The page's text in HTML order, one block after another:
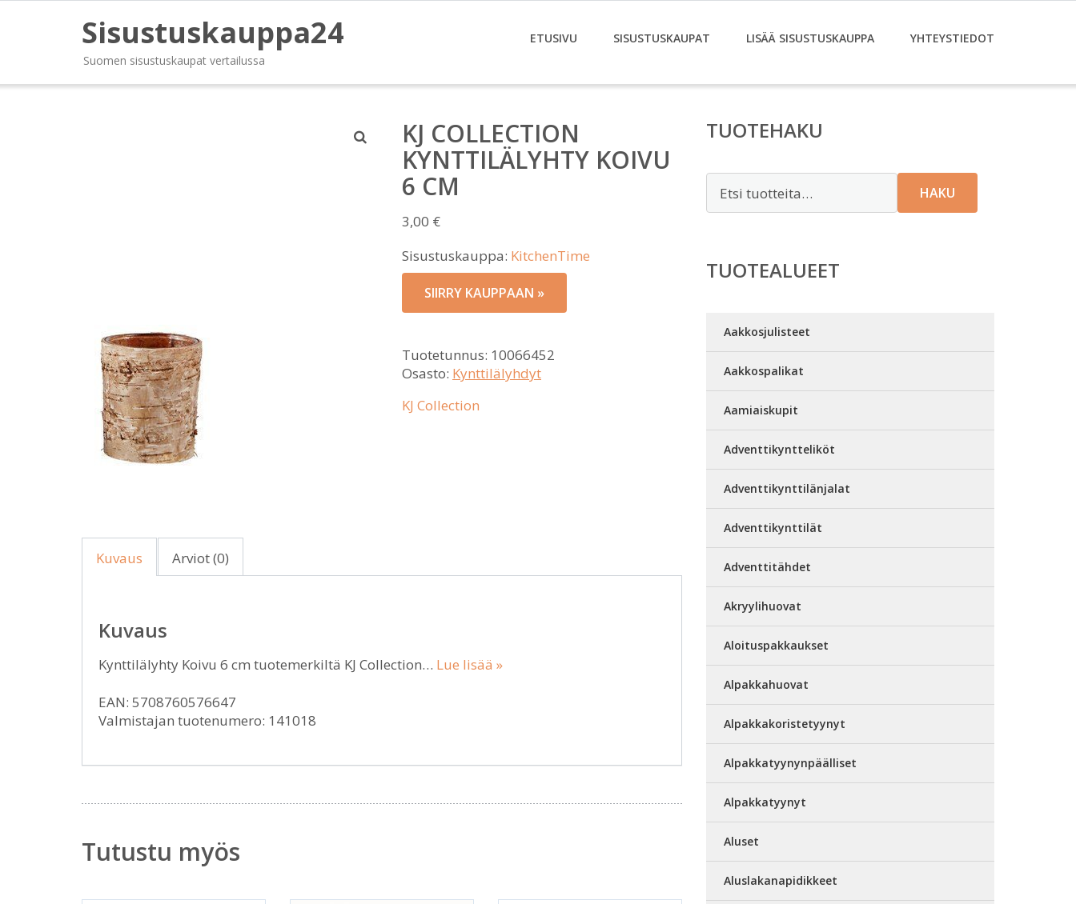
Sisustuskauppa24
Suomen sisustuskaupat vertailussa
ETUSIVU SISUSTUSKAUPAT LISÄÄ SISUSTUSKAUPPA YHTEYSTIEDOT
KJ COLLECTION
KYNTTILÄLYHTY KOIVU
6 CM
3,00 €
Sisustuskauppa: KitchenTime
SIIRRY KAUPPAAN »
Tuotetunnus: 10066452
Osasto: Kynttilälyhdyt
KJ Collection
Kuvaus Arviot (0)
Kuvaus
Kynttilälyhty Koivu 6 cm tuotemerkiltä KJ Collection… Lue lisää »
EAN: 5708760576647
Valmistajan tuotenumero: 141018
Tutustu myös
TUOTEHAKU
HAKU
TUOTEALUEET
Aakkosjulisteet
Aakkospalikat
Aamiaiskupit
Adventtikyntteliköt
Adventtikynttilänjalat
Adventtikynttilät
Adventtitähdet
Akryylihuovat
Aloituspakkaukset
Alpakkahuovat
Alpakkakoristetyynyt
Alpakkatyynynpäälliset
Alpakkatyynyt
Aluset
Aluslakanapidikkeet